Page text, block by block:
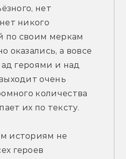
нет
никого
по своим меркам
оказались, а вовсе
героями и над
очень
количества
их по тексту.
историям не
героев